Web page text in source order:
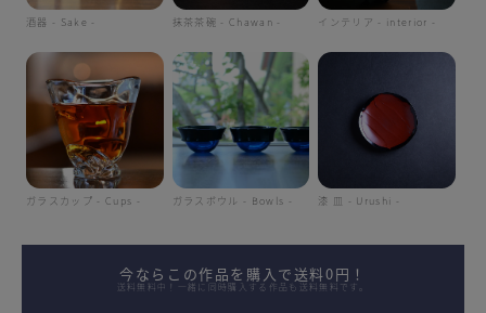
酒器 - Sake - 抹茶茶碗 - Chawan - インテリア - interior -
ガラスカップ - Cups - ガラスボウル - Bowls - 漆 皿 - Urushi -
今ならこの作品を購入で送料0円！
送料無料中！一緒に同時購入する作品も送料無料です。